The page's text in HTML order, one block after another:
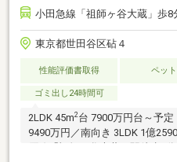
小田急線「祖師ヶ谷大蔵」歩8
東京都世田谷区砧４
性能評価書取得 ペッ
ゴミ出し24時間可
2LDK 45m2 台 7900万円台～予
9490万円／南向き 3LDK 1億
原線「祖師ヶ谷大蔵」駅徒歩8